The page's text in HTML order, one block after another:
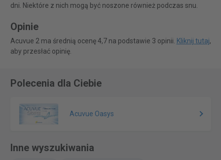
dni. Niektóre z nich mogą być noszone również podczas snu.
Opinie
Acuvue 2 ma średnią ocenę 4,7 na podstawie 3 opinii. Kliknij tutaj,
aby przesłać opinię.
Polecenia dla Ciebie
Acuvue Oasys
Inne wyszukiwania